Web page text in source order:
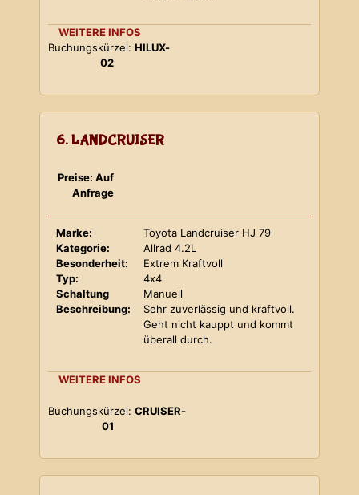
WEITERE INFOS
Buchungskürzel: HILUX-
02
6. LANDCRUISER
Preise: Auf
Anfrage
Marke:
Toyota Landcruiser HJ 79
Kategorie:
Allrad 4.2L
Besonderheit:
Extrem Kraftvoll
Typ:
4x4
Schaltung
Manuell
Beschreibung:
Sehr zuverlässig und kraftvoll.
Geht nicht kauppt und kommt
überall durch.
WEITERE INFOS
Buchungskürzel: CRUISER-
01